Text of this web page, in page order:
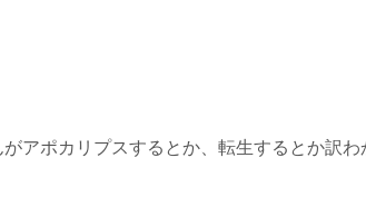
アポカリプスするとか、転生するとか訳わ